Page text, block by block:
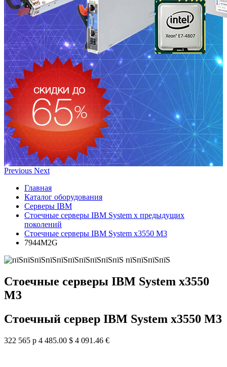
Previous Next
Главная
Каталог оборудования
Серверы IBM
Стоечные серверы IBM System x предыдущих
поколений
Стоечные серверы IBM System x3550 M3
7944M2G
Стоечные серверы IBM System x3550
M3
Стоечный сервер IBM System x3550 M3
322 565 р 4 485.00 $ 4 091.46 €